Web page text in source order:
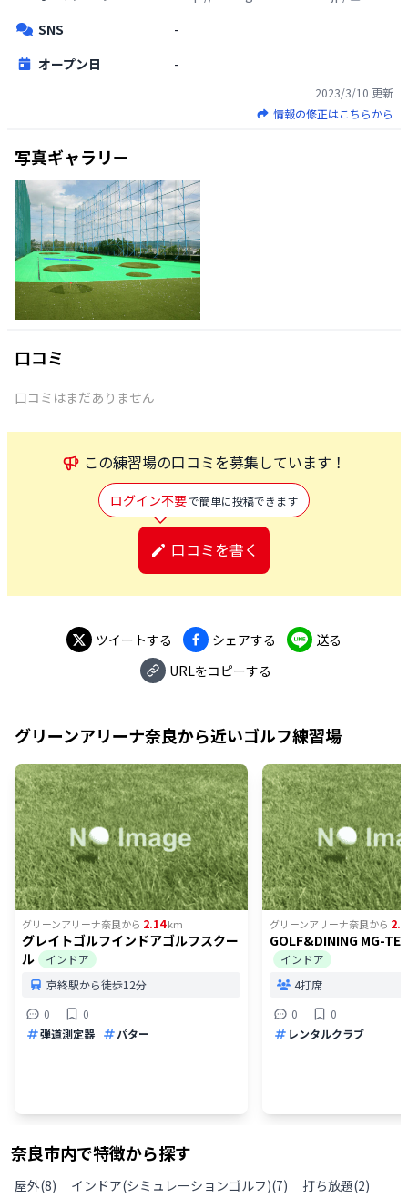
SNS
-
オープン日
-
2023/3/10 更新
情報の修正はこちらから
写真ギャラリー
口コミ
口コミはまだありません
この練習場の口コミを募集しています！
ログイン不要で簡単に投稿できます
口コミを書く
ツイートする シェアする
送る
URLをコピーする
グリーンアリーナ奈良から近いゴルフ練習場
グリーンアリーナ奈良から 2.14km
グレイトゴルフインドアゴルフスクー
ル
インドア
京終駅から徒歩12分
0
0
弾道測定器
パター
グリーンアリーナ奈良から
GOLF&DINING MG-
インドア
4打席
0
0
レンタルクラブ
奈良市内で特徴から探す
屋外(8) インドア(シミュレーションゴルフ)(7) 打ち放題(2)